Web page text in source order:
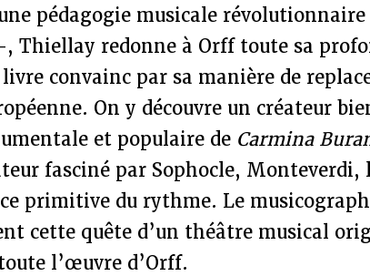
pédagogie musicale
Thiellay redonne à Orff toute sa
convainc par sa manière de
On y découvre un créateur
et populaire de Carmina
fasciné par Sophocle, Monteverdi,
primitive du rythme. Le
cette quête d’un théâtre musical
l’œuvre d’Orff.